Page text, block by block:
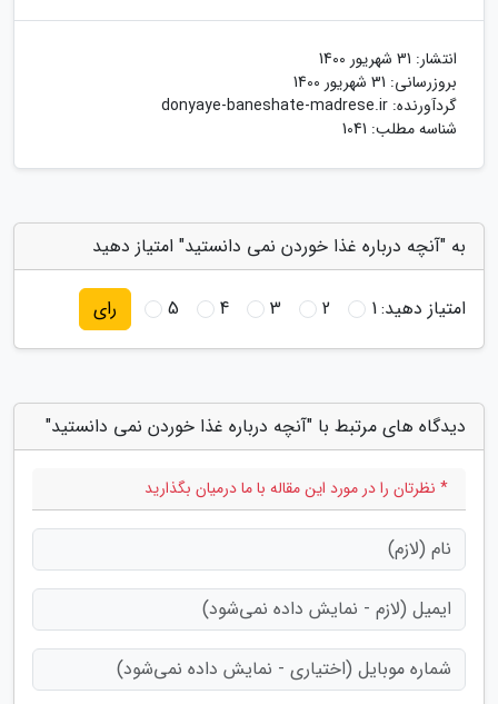
انتشار: 31 شهریور 1400
بروزرسانی: 31 شهریور 1400
گردآورنده: donyaye-baneshate-madrese.ir
شناسه مطلب: 1041
به "آنچه درباره غذا خوردن نمی دانستید" امتیاز دهید
امتیاز دهید:1
2
3
4
5 رای
دیدگاه های مرتبط با "آنچه درباره غذا خوردن نمی دانستید"
* نظرتان را در مورد این مقاله با ما درمیان بگذارید